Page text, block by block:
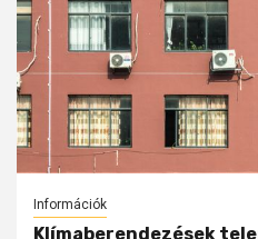
Információk
Klímaberendezések